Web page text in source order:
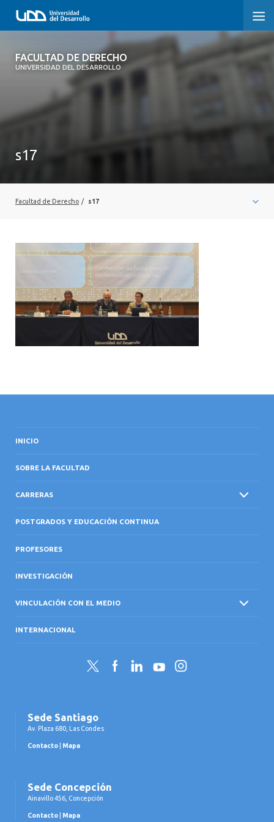
FACULTAD DE DERECHO
UNIVERSIDAD DEL DESARROLLO
FACULTAD DE DERECHO
SOBRE LA FACULTAD
VINCULACIÓN CON EL MEDIO
s17
Facultad de Derecho / s17
INICIO
SOBRE LA FACULTAD
CARRERAS
POSTGRADOS Y EDUCACIÓN CONTINUA
PROFESORES
INVESTIGACIÓN
VINCULACIÓN CON EL MEDIO
INTERNACIONAL
Twitter FacebookLinkedInYouTubeInstagram
Sede Santiago
Av. Plaza 680, Las Condes
Contacto Mapa
Sede Concepción
Ainavillo 456, Concepción
Contacto Mapa